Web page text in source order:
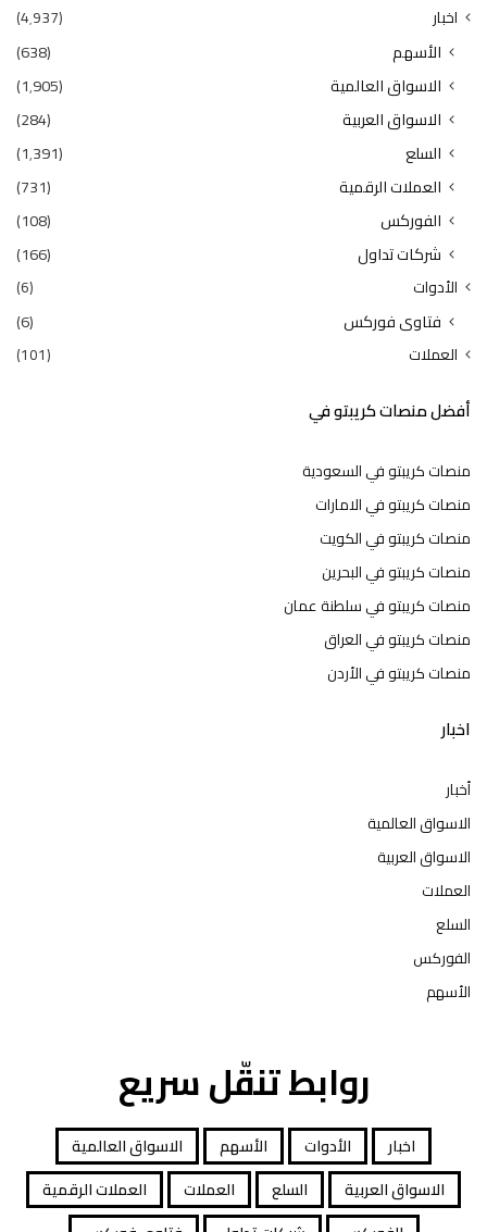
اخبار (4٬937)
الأسهم
(638)
الاسواق العالمية
(1٬905)
الاسواق العربية
(284)
السلع
(1٬391)
العملات الرقمية
(731)
الفوركس
(108)
شركات تداول
(166)
الأدوات (6)
فتاوى فوركس (6)
العملات (101)
أفضل منصات كريبتو في
منصات كريبتو في السعودية
منصات كريبتو في الامارات
منصات كريبتو في الكويت
منصات كريبتو في البحرين
منصات كريبتو في سلطنة عمان
منصات كريبتو في العراق
منصات كريبتو في الأردن
اخبار
أخبار
الاسواق العالمية
الاسواق العربية
العملات
السلع
الفوركس
الأسهم
روابط تنقّل سريع
اخبار الأدوات الأسهم
الاسواق العالمية
الاسواق العربية
السلع العملات
العملات الرقمية